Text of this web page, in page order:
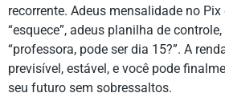
recorrente. Adeus mensalidade no Pix
“esquece”, adeus planilha de
“professora, pode ser dia 15?”. A
previsível, estável, e você pode
seu futuro sem sobressaltos.